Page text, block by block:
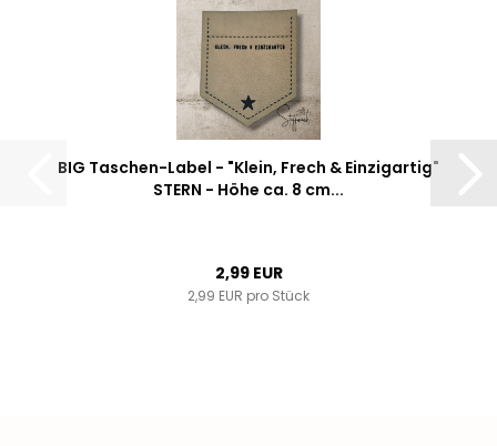
BIG Taschen-Label - "Klein, Frech & Einzigartig"
STERN - Höhe ca. 8 cm...
2,99 EUR
2,99 EUR pro Stück